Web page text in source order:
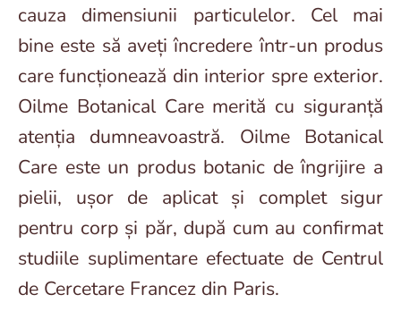
cauza dimensiunii particulelor. Cel mai
bine este să aveți încredere într-un produs
care funcționează din interior spre exterior.
Oilme Botanical Care merită cu siguranță
atenția dumneavoastră. Oilme Botanical
Care este un produs botanic de îngrijire a
pielii, ușor de aplicat și complet sigur
pentru corp și păr, după cum au confirmat
studiile suplimentare efectuate de Centrul
de Cercetare Francez din Paris.